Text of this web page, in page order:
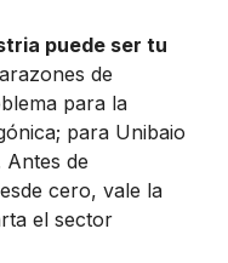
puede ser tu
de
para la
para Unibaio
Antes de
cero, vale la
el sector